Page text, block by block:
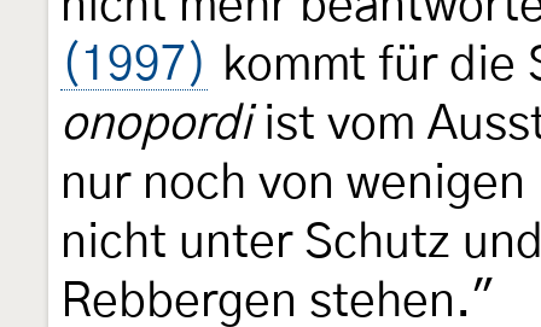
(1997) kommt für die
onopordiist vom
nur noch von
nicht unter Schutz
Rebbergen stehen."